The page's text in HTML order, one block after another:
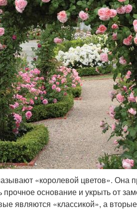
«королевой цветов». Она
прочное основание и укрыть от
являются «классикой», а